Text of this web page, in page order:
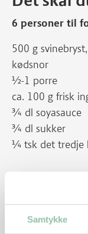
Samtykke
6 personer til
500 g
kødsnor
½-1 porre
ca. 100 g frisk
¾ dl soyasauce
¾ dl sukker
¼ tsk det tredje
1 citron
1 rød peberfrugt